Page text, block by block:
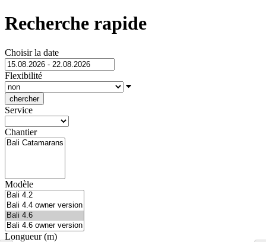
Recherche rapide
Choisir la date
Flexibilité
chercher
Service
Chantier
Modèle
Longueur (m)